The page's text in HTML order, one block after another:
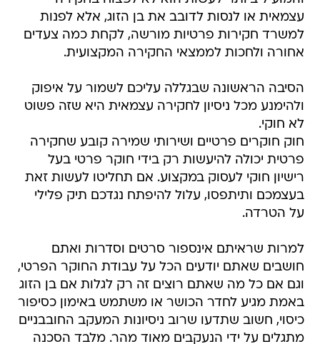
עצמאית או לנסות לדובב את בן הזוג, אלא לפנות
למשרד חקירות פרטיות מורשה, לקחת כמה צעדים
אחורה ולחכות לממצאי החקירה המקצועית.
הסיבה הראשונה שבגללה עליכם לשמור על איפוק
ולהימנע מכל ניסיון לחקירה עצמאית היא שזה פשוט
לא חוקי.
חוק חוקרים פרטיים ושירותי שמירה קובע שחקירה
פרטית יכולה להיעשות רק בידי חוקר פרטי בעל
רישיון חוקי לעסוק במקצוע. אם תחליטו לעשות זאת
בעצמכם ותיתפסו, עלול להיפתח נגדכם תיק פלילי
על הטרדה.
למרות שראיתם אינספור סרטים וסדרות ואתם
חושבים שאתם יודעים הכל על עבודת החוקר הפרטי,
וגם אם כל מה שאתם רוצים זה רק לגלות אם בן הזוג
באמת מגיע לחדר הכושר או משתמש באימון כסיפור
כיסוי, חשוב שתדעו שרוב ניסיונות המעקב החובבניים
מתגלים על ידי הנעקבים מאוד מהר. מלבד הסכנה